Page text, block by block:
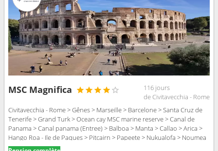
MSC Magnifica
116 jours
de Civitavecchia - Rome
Civitavecchia - Rome > Gênes > Marseille > Barcelone > Santa Cruz de
Tenerife > Grand Turk > Ocean cay MSC marine reserve > Canal de
Panama > Canal panama (Entree) > Balboa > Manta > Callao > Arica >
Hango Roa - Ile de Paques > Pitcairn > Papeete > Nukualofa > Noumea
> Auckland > Tauranga > Napier > Picton > Wellington > Sydney >